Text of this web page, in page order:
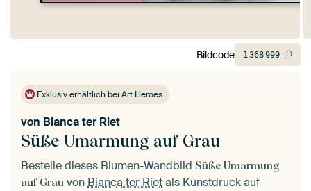
Exklusiv erhältlich bei Art Heroes
Süße Umarmung auf Grau
von Bianca ter Riet
Bestelle dieses Blumen-Wandbild Süße Umarmung
auf Grau vonBianca ter Rietals Kunstdruck auf
Bildcode 1368999